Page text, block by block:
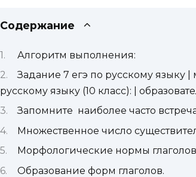
Содержание
Алгоритм выполнения:
Задание 7 егэ по русскому языку |
русскому языку (10 класс): |
Запомните наиболее часто
Множественное число
Морфологические нормы глаголов
Образование форм глаголов.